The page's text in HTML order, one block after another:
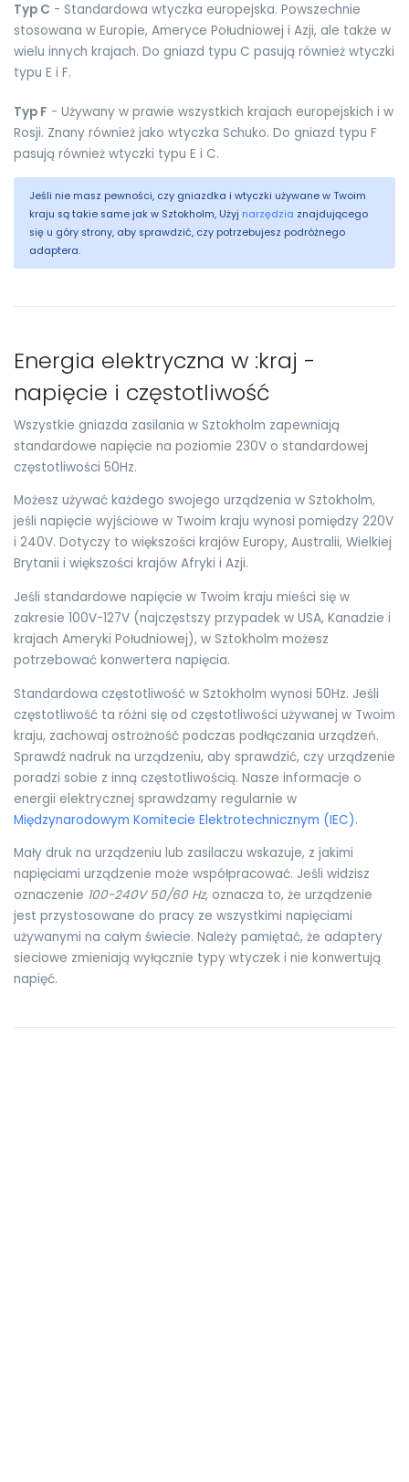
Typ C - Standardowa wtyczka europejska. Powszechnie
stosowana w Europie, Ameryce Południowej i Azji, ale także w
wielu innych krajach. Do gniazd typu C pasują również wtyczki
typu E i F.
Typ F - Używany w prawie wszystkich krajach europejskich i w
Rosji. Znany również jako wtyczka Schuko. Do gniazd typu F
pasują również wtyczki typu E i C.
Jeśli nie masz pewności, czy gniazdka i wtyczki używane w Twoim
kraju są takie same jak w Sztokholm, Użyj narzędzia znajdującego
się u góry strony, aby sprawdzić, czy potrzebujesz podróżnego
adaptera.
Energia elektryczna w :kraj -
napięcie i częstotliwość
Wszystkie gniazda zasilania w Sztokholm zapewniają
standardowe napięcie na poziomie 230V o standardowej
częstotliwości 50Hz.
Możesz używać każdego swojego urządzenia w Sztokholm,
jeśli napięcie wyjściowe w Twoim kraju wynosi pomiędzy 220V
i 240V. Dotyczy to większości krajów Europy, Australii, Wielkiej
Brytanii i większości krajów Afryki i Azji.
Jeśli standardowe napięcie w Twoim kraju mieści się w
zakresie 100V-127V (najczęstszy przypadek w USA, Kanadzie i
krajach Ameryki Południowej), w Sztokholm możesz
potrzebować konwertera napięcia.
Standardowa częstotliwość w Sztokholm wynosi 50Hz. Jeśli
częstotliwość ta różni się od częstotliwości używanej w Twoim
kraju, zachowaj ostrożność podczas podłączania urządzeń.
Sprawdź nadruk na urządzeniu, aby sprawdzić, czy urządzenie
poradzi sobie z inną częstotliwością. Nasze informacje o
energii elektrycznej sprawdzamy regularnie w
Międzynarodowym Komitecie Elektrotechnicznym (IEC).
Mały druk na urządzeniu lub zasilaczu wskazuje, z jakimi
napięciami urządzenie może współpracować. Jeśli widzisz
oznaczenie 100-240V 50/60 Hz, oznacza to, że urządzenie
jest przystosowane do pracy ze wszystkimi napięciami
używanymi na całym świecie. Należy pamiętać, że adaptery
sieciowe zmieniają wyłącznie typy wtyczek i nie konwertują
napięć.